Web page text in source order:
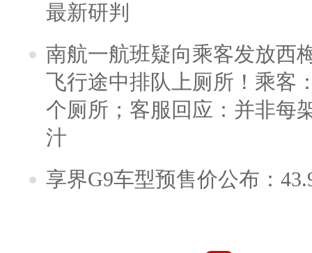
最新研判
南航一航班疑向乘客发放西
飞行途中排队上厕所！乘客
个厕所；客服回应：并非每
汁
享界G9车型预售价公布：